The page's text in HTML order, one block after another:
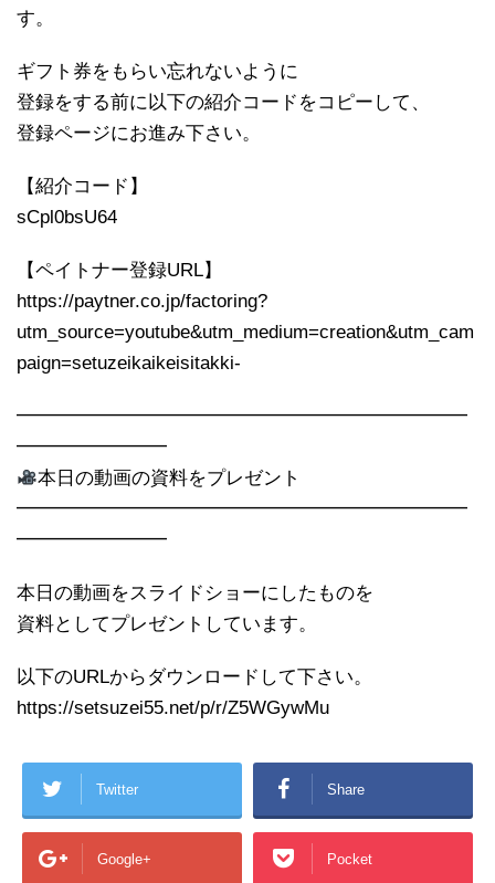
す。
ギフト券をもらい忘れないように
登録をする前に以下の紹介コードをコピーして、
登録ページにお進み下さい。
【紹介コード】
sCpl0bsU64
【ペイトナー登録URL】
https://paytner.co.jp/factoring?
utm_source=youtube&utm_medium=creation&utm_cam
paign=setuzeikaikeisitakki-
━━━━━━━━━━━━━━━━━━━━━━━━
━━━━━━━━
本日の動画の資料をプレゼント
━━━━━━━━━━━━━━━━━━━━━━━━
━━━━━━━━
本日の動画をスライドショーにしたものを
資料としてプレゼントしています。
以下のURLからダウンロードして下さい。
https://setsuzei55.net/p/r/Z5WGywMu
Twitter Share
Google+ Pocket